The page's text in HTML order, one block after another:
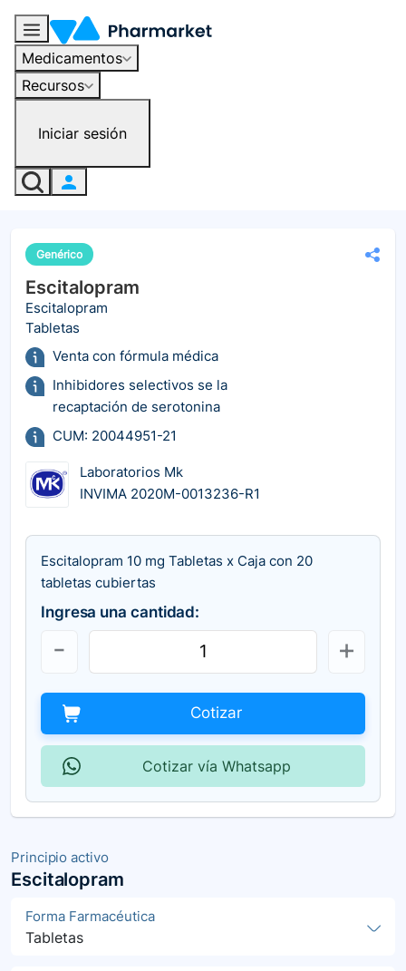
Medicamentos
Recursos
Iniciar sesión
Principio activo
Escitalopram
Forma Farmacéutica
Tabletas
Genérico
Escitalopram
Escitalopram
Tabletas
Venta con fórmula médica
Inhibidores selectivos se la
recaptación de serotonina
CUM: 20044951-21
Laboratorios Mk
INVIMA 2020M-0013236-R1
Escitalopram 10 mg Tabletas x Caja con 20
tabletas cubiertas
Ingresa una cantidad:
Cotizar
Cotizar vía Whatsapp